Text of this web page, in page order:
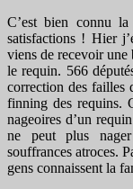
C’est bien connu la
satisfactions ! Hier
viens de recevoir une
le requin. 566
correction des failles
finning des requins.
nageoires d’un
ne peut plus
souffrances atroces.
gens connaissent la